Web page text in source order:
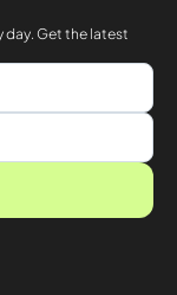
day. Get the latest